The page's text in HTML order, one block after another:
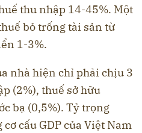
thu nhập 14-45%. Một
bỏ trống tài sản từ
1-3%.
nhà hiện chỉ phải chịu 3
(2%), thuế sở hữu
bạ (0,5%). Tỷ trọng
cấu GDP của Việt Nam